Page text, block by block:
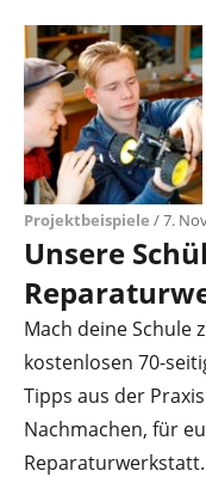
Projektbeispiele / 7.
Unsere
Mach deine Schule
kostenlosen 70-
Tipps aus der
Nachmachen, für
Reparaturwerkstatt.